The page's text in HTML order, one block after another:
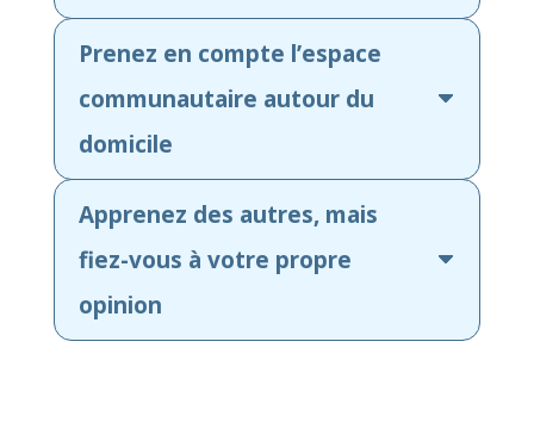
Prenez en compte l’espace
communautaire autour du
domicile
Apprenez des autres, mais
fiez-vous à votre propre
opinion